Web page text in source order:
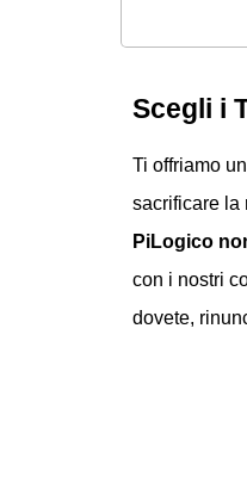
Scegli i
Ti offriamo
sacrificare la
PiLogico
con i nostri
dovete,